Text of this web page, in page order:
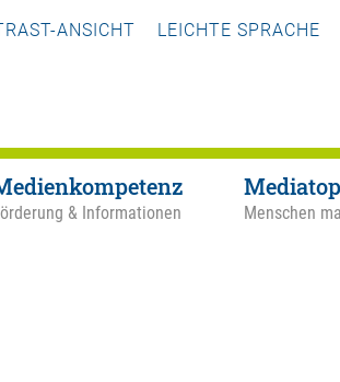
ANSICHT LEICHTE SPRACHE
& Informationen Menschen